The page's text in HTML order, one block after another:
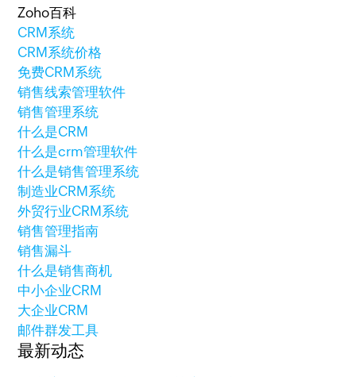
Zoho百科
CRM系统
CRM系统价格
免费CRM系统
销售线索管理软件
销售管理系统
什么是CRM
什么是crm管理软件
什么是销售管理系统
制造业CRM系统
外贸行业CRM系统
销售管理指南
销售漏斗
什么是销售商机
中小企业CRM
大企业CRM
邮件群发工具
最新动态